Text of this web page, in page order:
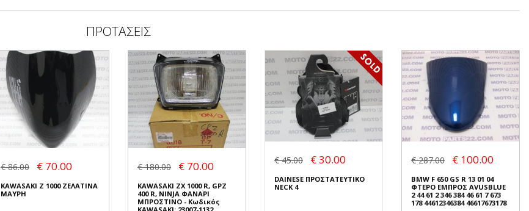
ΠΡΟΤΑΣΕΙΣ
€ 86.00 € 70.00
KAWASAKI Z 1000 ΖΕΛΑΤΙΝΑ
ΜΑΥΡΗ
€ 180.00 € 70.00
KAWASAKI ZX 1000 R, GPZ
400 R, NINJA ΦΑΝΑΡΙ
ΜΠΡΟΣΤΙΝΟ - Κωδικός
€ 45.00 € 30.00
DAINESE ΠΡΟΣΤΑΤΕΥΤΙΚΟ
NECK 4
€ 287.00 € 100.00
BMW F 650 GS R 13 01 04
ΦΤΕΡΟ ΕΜΠΡΟΣ AVUSBLUE
2 44 61 2 346 384 46 61 7 673
178 44612346384 46617673178